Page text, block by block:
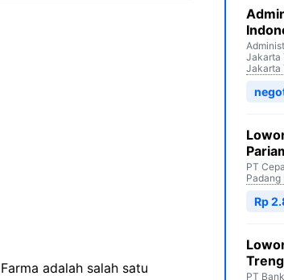
adalah salah satu
Jakarta
Jakarta
PT
Padang
Rp
PT